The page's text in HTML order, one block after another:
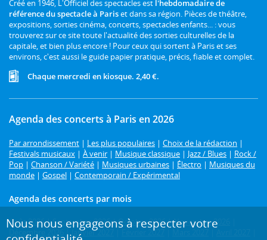
Créé en 1946, L'Officiel des spectacles est l'hebdomadaire de
référence du spectacle à Pariset dans sa région. Pièces de théâtre,
expositions, sorties cinéma, concerts, spectacles enfants... : vous
trouverez sur ce site toute l'actualité des sorties culturelles de la
capitale, et bien plus encore ! Pour ceux qui sortent à Paris et ses
environs, c'est aussi le guide papier pratique, précis, fiable et complet.
Chaque mercredi en kiosque. 2,40 €.
Agenda des concerts à Paris en 2026
Par arrondissement | Les plus populaires | Choix de la rédaction |
Festivals musicaux | À venir | Musique classique | Jazz / Blues | Rock /
Pop | Chanson / Variété | Musiques urbaines | Électro | Musiques du
monde | Gospel | Contemporain / Expérimental
Agenda des concerts par mois
Août 2026| Septembre 2026|Octobre 2026|Novembre 2026
Décembre 2026
| Janvier 2027 Février 2027
Nous nous engageons à respecter votre